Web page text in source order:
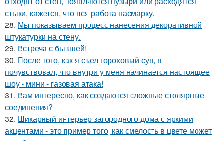
стыки, кажется, что вся работа насмарку.
28. Мы показываем процесс нанесения декоративной
штукатурки на стену.
29. Встреча с бывшей!
30. После того, как я съел гороховый суп, я
почувствовал, что внутри у меня начинается настоящее
шоу - мини - газовая атака!
31. Вам интересно, как создаются сложные столярные
соединения?
32. Шикарный интерьер загородного дома с яркими
акцентами - это пример того, как смелость в цвете может